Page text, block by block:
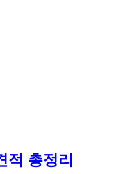
적 총정리